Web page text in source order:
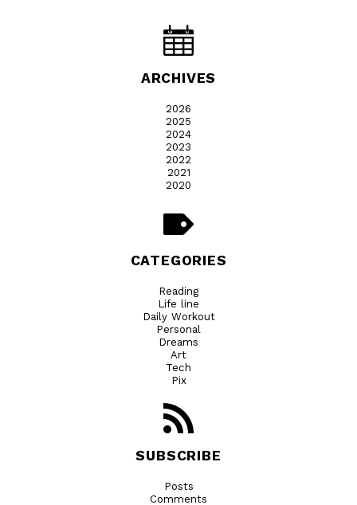
ARCHIVES
2026
2025
2024
2023
2022
2021
2020
CATEGORIES
Reading
Life line
Daily Workout
Personal
Dreams
Art
Tech
Pix
SUBSCRIBE
Posts
Comments